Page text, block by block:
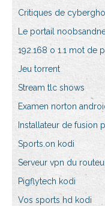
Critiques de
Le portail
192.168 o 1.1 mot de
Jeu torrent
Stream tlc shows
Examen norton
Installateur de fusion
Sports.on kodi
Serveur vpn du
Pigflytech kodi
Vos sports hd kodi